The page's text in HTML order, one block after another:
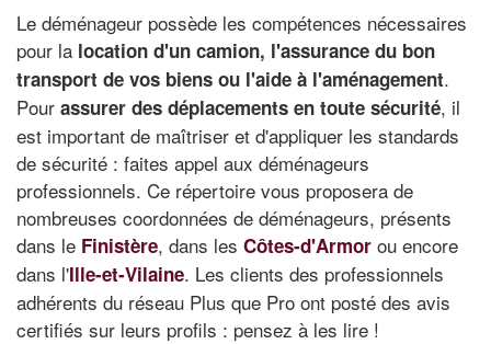
Le déménageur possède les compétences nécessaires
pour la location d'un camion, l'assurance du bon
transport de vos biens ou l'aide à l'aménagement.
Pour assurer des déplacements en toute sécurité, il
est important de maîtriser et d'appliquer les standards
de sécurité : faites appel aux déménageurs
professionnels. Ce répertoire vous proposera de
nombreuses coordonnées de déménageurs, présents
dans le Finistère, dans les Côtes-d'Armor ou encore
dans l'Ille-et-Vilaine. Les clients des professionnels
adhérents du réseau Plus que Pro ont posté des avis
certifiés sur leurs profils : pensez à les lire !